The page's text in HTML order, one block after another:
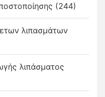
(244)
λιπασμάτων
λιπάσματος